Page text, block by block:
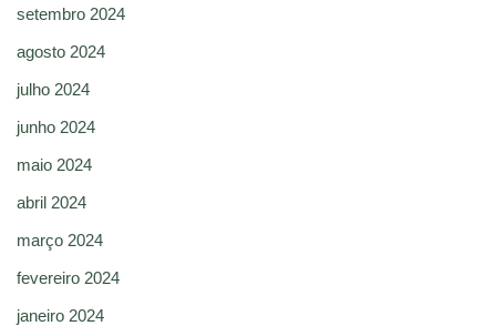
setembro 2024
agosto 2024
julho 2024
junho 2024
maio 2024
abril 2024
março 2024
fevereiro 2024
janeiro 2024